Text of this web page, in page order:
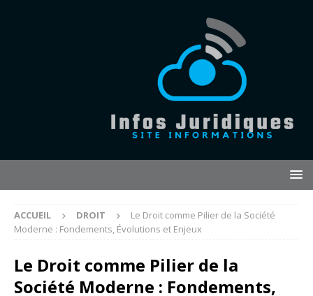
ACCUEIL DROIT
Le Droit comme Pilier de la Société
Moderne : Fondements, Évolutions et Enjeux
Le Droit comme Pilier de la
Société Moderne : Fondements,